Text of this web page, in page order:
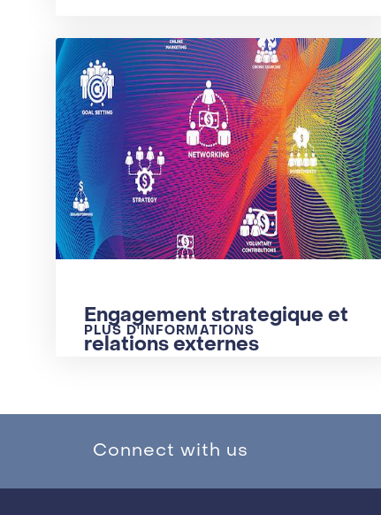
Engagement strategique et
relations externes
PLUS D'INFORMATIONS
Connect with us